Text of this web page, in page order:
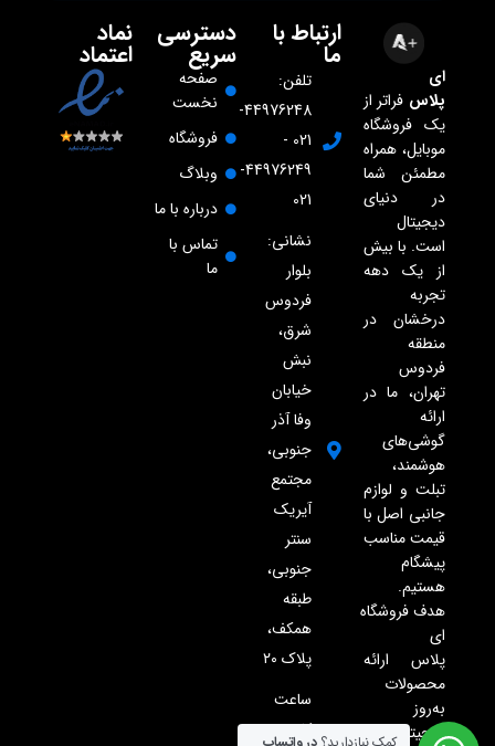
ای
پلاس فراتر از
یک فروشگاه
موبایل، همراه
مطمئن شما
در دنیای
دیجیتال
است. با بیش
از یک دهه
تجربه
درخشان در
منطقه
فردوس
تهران، ما در
ارائه
گوشی‌های
هوشمند،
تبلت و لوازم
جانبی اصل با
قیمت مناسب
پیشگام
هستیم.
هدف فروشگاه
ای
پلاس ارائه
محصولات
به‌روز
دیجیتال
ارتباط با
ما
تلفن:
44976248-
021 -
44976249-
021
نشانی:
بلوار
فردوس
شرق،
نبش
خیابان
وفا آذر
جنوبی،
مجتمع
آیریک
سنتر
جنوبی،
طبقه
همکف،
پلاک ۲۰
ساعت
کاری:
دسترسی
سریع
صفحه
نخست
فروشگاه
وبلاگ
درباره با ما
تماس با
ما
نماد
اعتماد